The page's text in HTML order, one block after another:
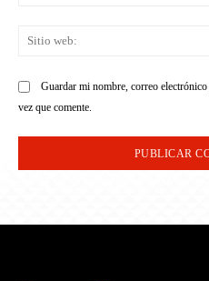
Guardar mi nombre, correo
vez que comente.